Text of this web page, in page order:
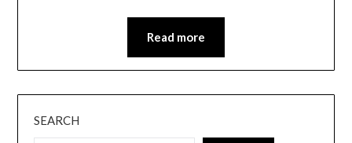
Read more
SEARCH